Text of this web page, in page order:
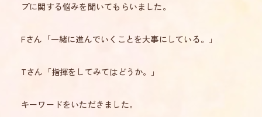
プに関する悩みを聞いてもらいました。
Fさん「一緒に進んでいくことを大事にしている。」
Tさん「指揮をしてみてはどうか。」
キーワードをいただきました。